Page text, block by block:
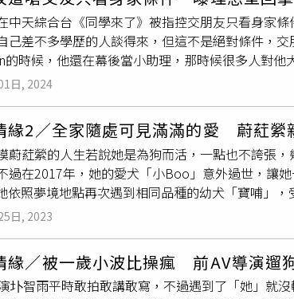
日星座：處女座專長：鋼琴、跳舞
李棟旭，還有財神爺！」童言童語逗樂眾人。此
RUNGKUMJAD、張志勇等人搶影帝殊榮。被問
希望。」更幽默回應：「期待（音同臍帶），我
攝）除了衣服本身，龔言脩也喜歡用單品來點綴
過其中一條色彩比較繽紛的，是有老師看過他的
缺桃花跟財運，戴了之後覺得有補足，戴個心安
深色可以避煞！」原來是他先前與粉絲拍拍立得
怕，決定戴水晶來當平安符。一條色彩繽紛的水
言脩懷疑自己卡到，所以最近常戴黑水晶避煞。（
戰利品，笑說：「大家都說買水晶要靠『 眼緣』，
的項鍊都是偏銀色的，以前喜歡單純的項鍊，最
畫龍點睛的感覺。」項鍊大多是龔言脩半夜逛網
放」的飾品，因為他很會流手汗，戴戒指容易滑
加後，漸漸減少戴手鍊的頻率。而手錶在他眼裡
錶比較好搭配，Apple Watch就在家裡長灰塵。
由於喜歡簡約款式，龔言脩的鞋子大多以黑、白
覺得很特別就買，基本上是買平時衣服能搭配到
跟的地方已經破掉了，但因為一直沒有貨，所以
我沒有墊，但底超級高，這是一個秘密！」由於
中天綜合台《同學來了》被指控交朋友只看身家
己差不多學歷的人談得來，但這不是絕對條件，
的時候，他還在幕後當小助理，那時候很多人對
求比較高，「譬如我喜歡吃大餐、我想要被照顧
錢，我們可以AA制，因為我不是沒錢巴著你，我
都滿認同她的想法。蘿莉塔則抱怨李明川只重視大
說『妳可以不要煩嗎』，後來（解約）他傳個簡
解約嗎？超級沒水準。」蘿莉塔抱怨李明川只重
她有很多負能量，我知道自己的脾氣一定會給她
她還放在心上。」他覺得不是只有新人才會被區
啊！」此話一出，主持人安心亞一臉震驚，因為
亞帶小皇冠，他的化妝師就把梳子丟在桌上說『為
，但他一聽就猜出爆料者的真實身份，更埋怨對
沒工作的話就去』，然後就遲遲不回消息，等到
好奇婚禮應該都會安排預備桌以備不時之需，楊
日, 2024
緣2／全家隨處可見滿滿的愛 蔚葒縈
蔚葒縈的人生若說她是為狗而活，一點也不誇張
過在2017年，她的愛犬「小Boo」意外過世，讓
依照夢境地點再次遇到相同品種的幼犬「寶哺」
跡，就算早已離世，但愛永遠不會消失。愛犬小
漸釋懷。（圖／取自蔚葒縈臉書）小Boo在這世上
到牠們！」好不容易，在小Boo過世後兩個月，蔚
小Boo竟突然出現在她面前轉圈，「就像以往一
日, 2023
緣／被一歲小波比操瘋 前AV導演遛
圤智雨平時敢拍敢講敢寫，不過遇到了「她」就